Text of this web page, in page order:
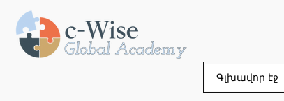
Գլխավոր էջ